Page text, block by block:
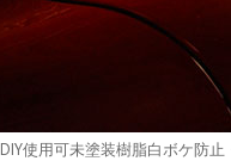
DIY使用可未塗装樹脂白ボケ防